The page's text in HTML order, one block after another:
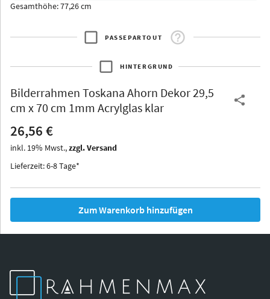
Thurgau
Iowa
Gesamthöhe: 77,26 cm
PASSEPARTOUT
HINTERGRUND
Bilderrahmen Toskana Ahorn Dekor 29,5
cm x 70 cm 1mm Acrylglas klar
26,56 €
inkl. 19% Mwst.,zzgl. Versand
Lieferzeit: 6-8 Tage*
Zum Warenkorb hinzufügen